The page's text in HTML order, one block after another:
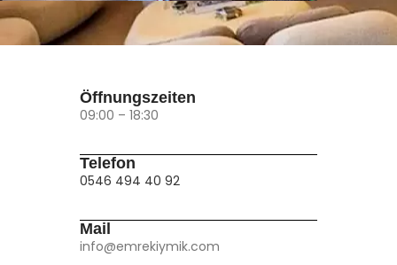
Öffnungszeiten
09:00 – 18:30
Telefon
0546 494 40 92
Mail
info@emrekiymik.com